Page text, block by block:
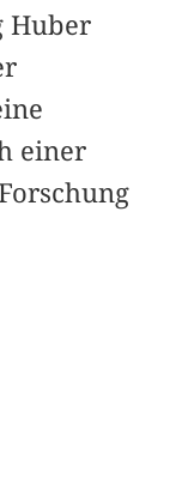
Huber
einer